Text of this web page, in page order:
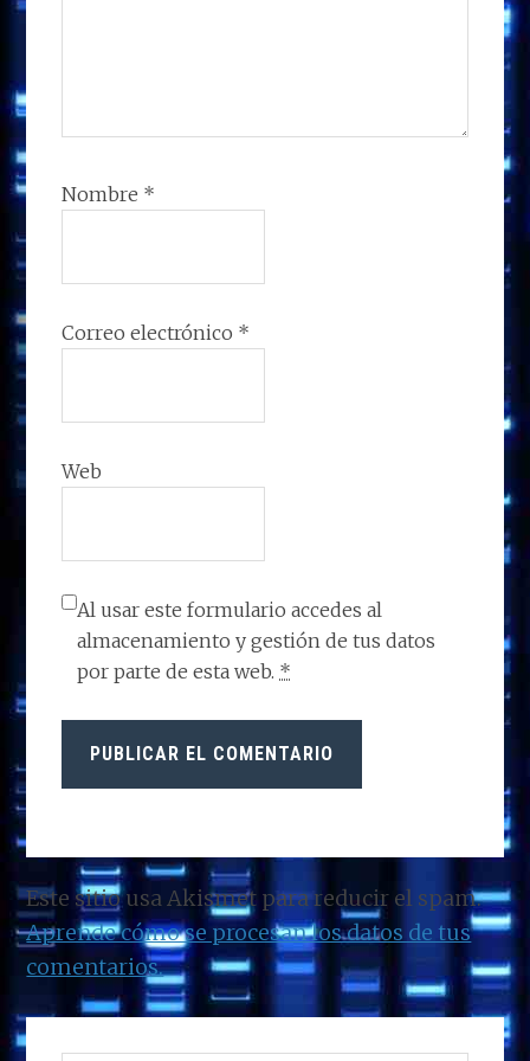
Nombre *
Correo electrónico *
Web
Al usar este formulario accedes al
almacenamiento y gestión de tus datos
por parte de esta web. *
Este sitio usa Akismet para reducir el spam.
Aprende cómo se procesan los datos de tus
comentarios.
BARRA